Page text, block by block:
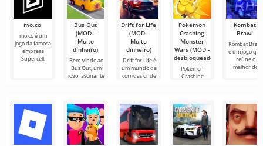
mo.co
mo.co é um
jogo da famosa
empresa
Supercell,
Bus Out
(MOD -
Muito
dinheiro)
Bem-vindo ao
Bus Out, um
jogo fascinante
Drift for Life
(MOD -
Muito
dinheiro)
Drift for Life é
um mundo de
corridas onde
Pokemon
Crashing
Monster
Wars (MOD -
desbloqueado)
Pokemon
Crashing
Kombat
Brawl
Kombat Brawl
é um jogo que
reúne o
melhor do